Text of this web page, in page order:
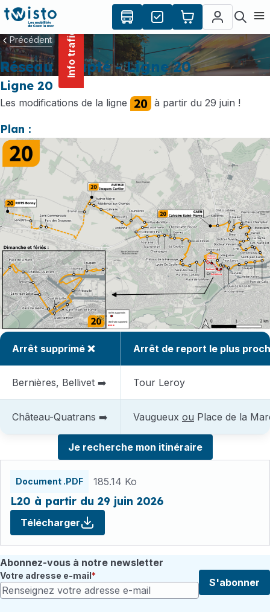
principal
Info trafic
Précédent
Réseau adapté - Ligne 20
Ligne 20
Les modifications de la ligne à partir du 29 juin !
Plan :
Arrêt supprimé ❌ Arrêt de report le plus
Bernières, Bellivet ➡️ Tour Leroy
Château-Quatrans ➡️ Vaugueux ou Place de la
Je recherche mon itinéraire
Document .PDF 185.14 Ko
L20 à partir du 29 juin 2026
Télécharger
Abonnez-vous à notre newsletter
Votre adresse e-mail
S'abonner
Panneau de gestion des cookies